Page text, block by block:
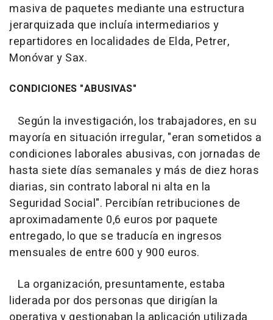
masiva de paquetes mediante una estructura
jerarquizada que incluía intermediarios y
repartidores en localidades de Elda, Petrer,
Monóvar y Sax.
CONDICIONES "ABUSIVAS"
Según la investigación, los trabajadores, en su
mayoría en situación irregular, "eran sometidos a
condiciones laborales abusivas, con jornadas de
hasta siete días semanales y más de diez horas
diarias, sin contrato laboral ni alta en la
Seguridad Social". Percibían retribuciones de
aproximadamente 0,6 euros por paquete
entregado, lo que se traducía en ingresos
mensuales de entre 600 y 900 euros.
La organización, presuntamente, estaba
liderada por dos personas que dirigían la